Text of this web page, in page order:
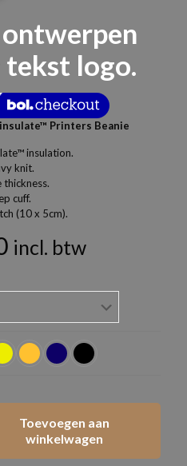
tekst logo.
Printers Beanie
insulation.
knit.
thickness.
cuff.
(10 x 5cm).
incl. btw
Toevoegen aan
winkelwagen